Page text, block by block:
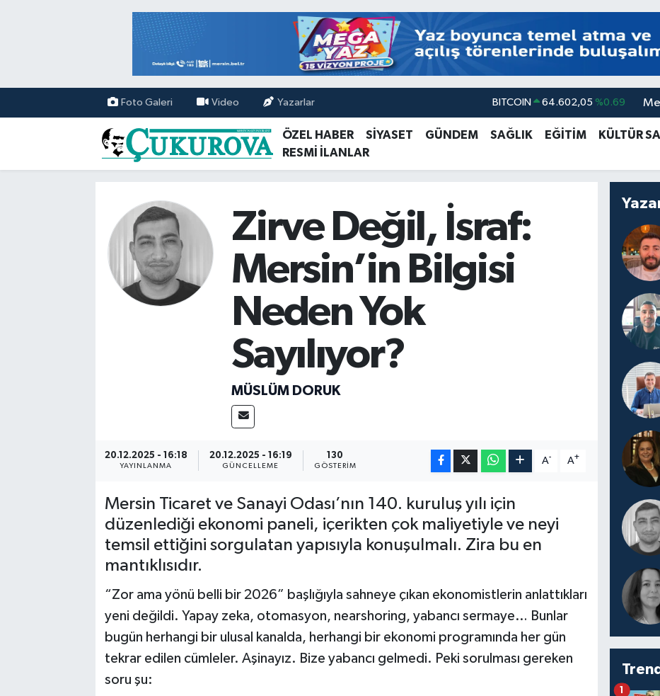
Foto Galeri Video Yazarlar
DOLAR 47,6006 %0.06
STERLİN 64,2398 %0.2
%0.32
BİST100
ÖZEL HABER SİYASET GÜNDEM SAĞLIK EĞİTİM KÜLTÜR
RESMİ İLANLAR
Zirve Değil, İsraf:
Mersin’in Bilgisi
Neden Yok
Sayılıyor?
MÜSLÜM DORUK
20.12.2025 - 16:18
YAYINLANMA
20.12.2025 - 16:19
GÜNCELLEME
130
GÖSTERIM
A- A+
Mersin Ticaret ve Sanayi Odası’nın 140. kuruluş yılı için
düzenlediği ekonomi paneli, içerikten çok maliyetiyle ve neyi
temsil ettiğini sorgulatan yapısıyla konuşulmalı. Zira bu en
mantıklısıdır.
“Zor ama yönü belli bir 2026” başlığıyla sahneye çıkan ekonomistlerin anlattıkları
yeni değildi. Yapay zeka, otomasyon, nearshoring, yabancı sermaye… Bunlar
bugün herhangi bir ulusal kanalda, herhangi bir ekonomi programında her gün
tekrar edilen cümleler. Aşinayız. Bize yabancı gelmedi. Peki sorulması gereken
soru şu:
1
Mersin Nöbetçi Eczaneler
Mersin Hava Durumu
Mersin Namaz Vakitleri
Mersin Trafik Yoğunluk Haritası
Süper Lig Puan Durumu ve Fikstür
Tüm Manşetler
Son Dakika Haberleri